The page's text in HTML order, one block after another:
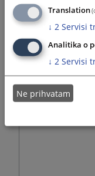
Translation
↓ 2 Servisi
Analitika o
↓ 2 Servisi
Ne prihvatam